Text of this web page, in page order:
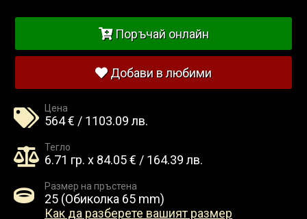
Поръчай онлайн
Добави в любими
Цена
564 € / 1103.09 лв.
Тегло
6.71 гр. x 84.05 € / 164.39 лв.
Размер на пръстена
25 (Обиколка 65 mm)
Как да разберете вашият размер